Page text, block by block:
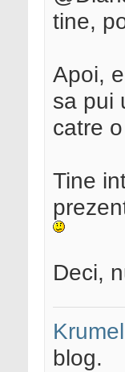
tine,
Apoi,
sa pui
catre
Tine
Deci,
Krumel
blog.